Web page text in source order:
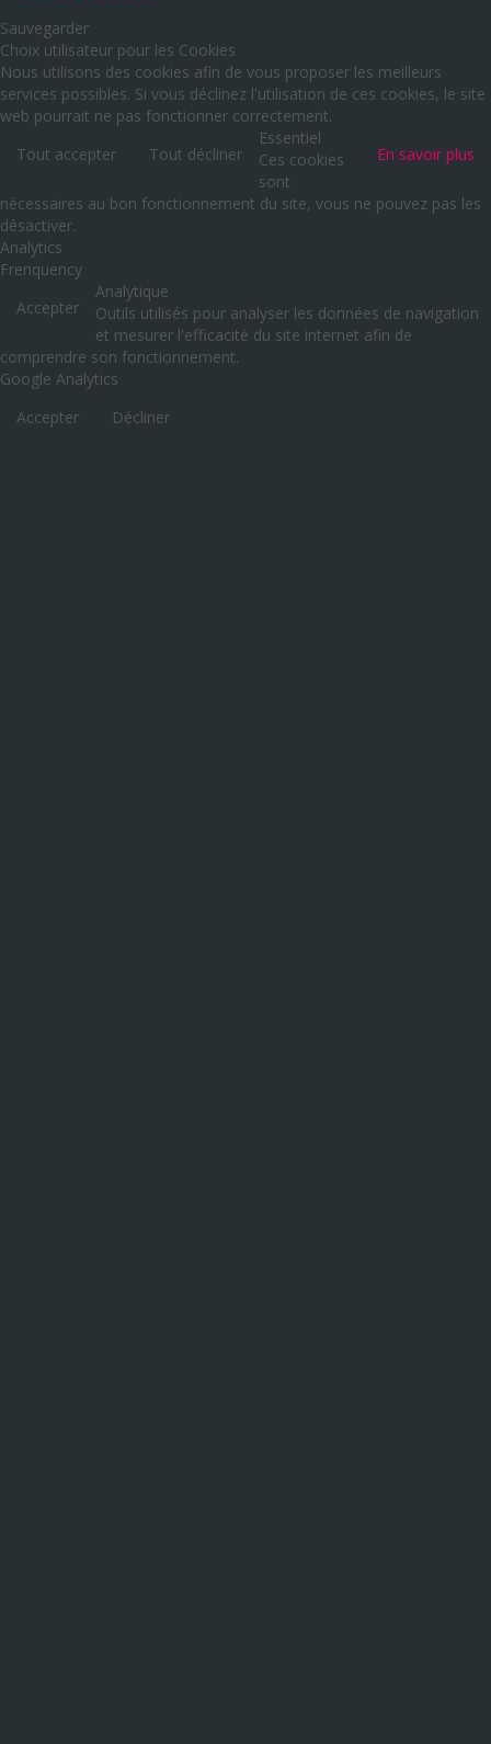
Sauvegarder
Choix utilisateur pour les Cookies
Nous utilisons des cookies afin de vous proposer les meilleurs
services possibles. Si vous déclinez l'utilisation de ces cookies, le site
web pourrait ne pas fonctionner correctement.
Tout accepter
Tout décliner En savoir plus
Essentiel
Ces cookies
sont
nécessaires au bon fonctionnement du site, vous ne pouvez pas les
désactiver.
Analytics
Frenquency
Accepter
Analytique
Outils utilisés pour analyser les données de navigation
et mesurer l'efficacité du site internet afin de
comprendre son fonctionnement.
Google Analytics
Accepter
Décliner